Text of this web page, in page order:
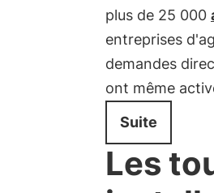
plus de 25 000
entreprises
demandes
ont même
Suite
Les